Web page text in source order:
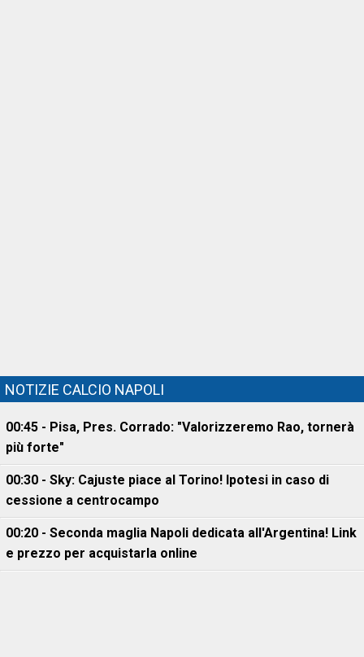
NOTIZIE CALCIO NAPOLI
00:45 - Pisa, Pres. Corrado: "Valorizzeremo Rao, tornerà
più forte"
00:30 - Sky: Cajuste piace al Torino! Ipotesi in caso di
cessione a centrocampo
00:20 - Seconda maglia Napoli dedicata all'Argentina! Link
e prezzo per acquistarla online